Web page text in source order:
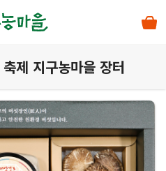
제 지구농마을 장터